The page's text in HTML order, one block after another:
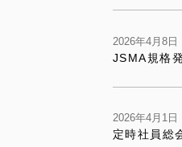
2026年4月8日
JSMA規格
2026年4月1日
定時社員総